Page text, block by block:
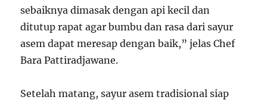
sebaiknya dimasak dengan api kecil dan
ditutup rapat agar bumbu dan rasa dari sayur
asem dapat meresap dengan baik,” jelas Chef
Bara Pattiradjawane.
Setelah matang, sayur asem tradisional siap